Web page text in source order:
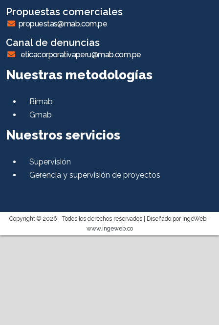
Propuestas comerciales
propuestas@mab.com.pe
Canal de denuncias
eticacorporativaperu@mab.com.pe
Nuestras metodologías
Bimab
Gmab
Nuestros servicios
Supervisión
Gerencia y supervisión de proyectos
Copyright © 2026 - Todos los derechos reservados |
Diseñado por IngeWeb -
www.ingeweb.co